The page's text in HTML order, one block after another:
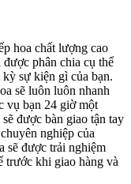
hoa chất lượng cao
phân chia cụ thể
sự kiện gì của bạn.
sẽ luôn luôn nhanh
vụ bạn 24 giờ một
được bàn giao tận tay
nghiệp của
sẽ được trải nghiệm
trước khi giao hàng và